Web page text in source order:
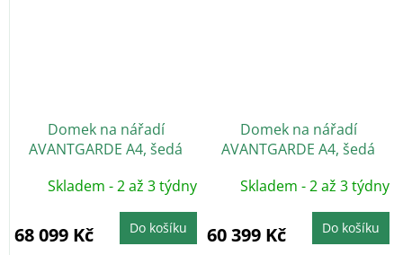
Domek na nářadí
AVANTGARDE A4, šedá
Skladem - 2 až 3 týdny
68 099 Kč Do košíku
Domek na nářadí
AVANTGARDE A4, šedá
dveře
Skladem - 2 až 3 týdny
60 399 Kč Do košíku